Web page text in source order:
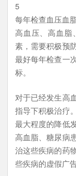
5
每年检查血压血
高血压、高血脂
素，需要积极预
最好每年检查一
标。
对于已经发生高
指导下积极治疗
最大程度的降低
高血脂、糖尿病
治这些疾病的药
些疾病的虚假广